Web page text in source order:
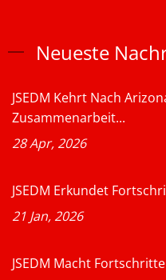
Neueste
JSEDM Kehrt Nach
Zusammenarbeit...
28 Apr, 2026
JSEDM Erkundet
21 Jan, 2026
JSEDM Macht